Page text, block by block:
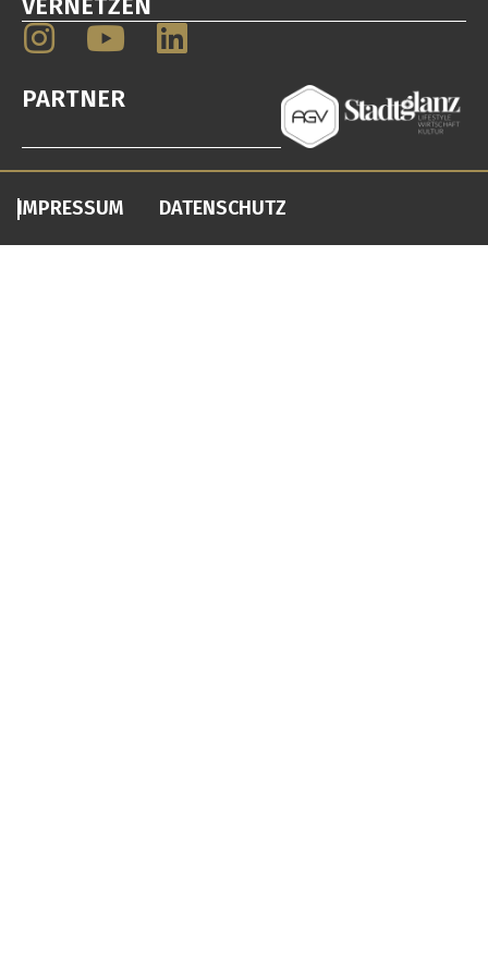
PARTNER
IMPRESSUM DATENSCHUTZ